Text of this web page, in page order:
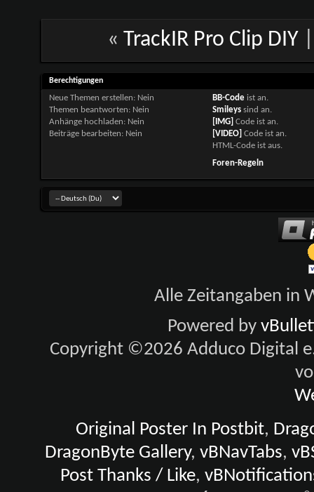
« TrackIR Pro Clip DIY
Berechtigungen
Neue Themen erstellen: Nein
Themen beantworten: Nein
Anhänge hochladen: Nein
Beiträge bearbeiten: Nein
BB-Codeist an.
Smileyssind an.
[IMG] Code ist an.
[VIDEO] Code ist an.
HTML-Code ist aus.
Foren-Regeln
Alle Zeitangaben in
Powered by
Copyright ©2026 Adduco Digital
Original Poster In Postbit,
DragonByte Gallery,vBNavTabs,
Post Thanks / Like,